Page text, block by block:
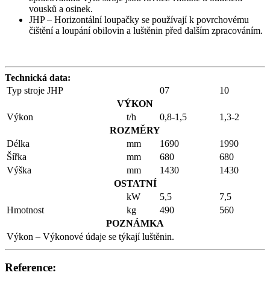
vousků a osinek.
JHP – Horizontální loupačky se používají k povrchovému
čištění a loupání obilovin a luštěnin před dalším zpracováním.
Technická data:
Typ stroje JHP
07
10
VÝKON
Výkon
t/h 0,8-1,5
1,3-2
ROZMĚRY
Délka
mm 1690
1990
Šířka
mm 680
680
Výška
mm 1430
1430
OSTATNÍ
kW
5,5
7,5
Hmotnost
kg 490
560
POZNÁMKA
Výkon – Výkonové údaje se týkají luštěnin.
Reference: